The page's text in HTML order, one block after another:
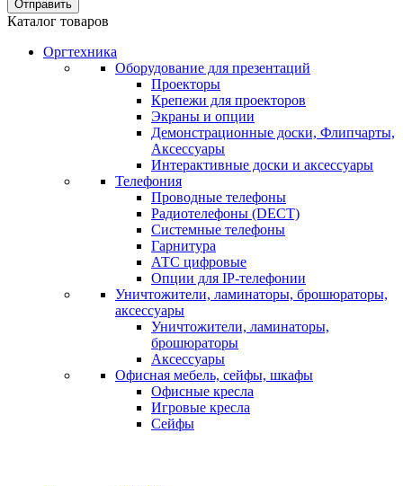
Отправить
Каталог товаров
Оргтехника
Оборудование для презентаций
Проекторы
Крепежи для проекторов
Экраны и опции
Демонстрационные доски, Флипчарты,
Аксессуары
Интерактивные доски и аксессуары
Телефония
Проводные телефоны
Радиотелефоны (DECT)
Системные телефоны
Гарнитура
АТС цифровые
Опции для IP-телефонии
Уничтожители, ламинаторы, брошюраторы,
аксессуары
Уничтожители, ламинаторы,
брошюраторы
Аксессуары
Офисная мебель, сейфы, шкафы
Офисные кресла
Игровые кресла
Сейфы